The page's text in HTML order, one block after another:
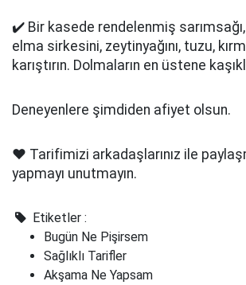
✔️ Bir kasede rendelenmiş
elma sirkesini, zeytinyağını, tuzu,
karıştırın. Dolmaların en üstene
Deneyenlere şimdiden afiyet olsun.
❤️ Tarifimizi arkadaşlarınız ile
yapmayı unutmayın.
Etiketler :
Bugün Ne Pişirsem
Sağlıklı Tarifler
Akşama Ne Yapsam